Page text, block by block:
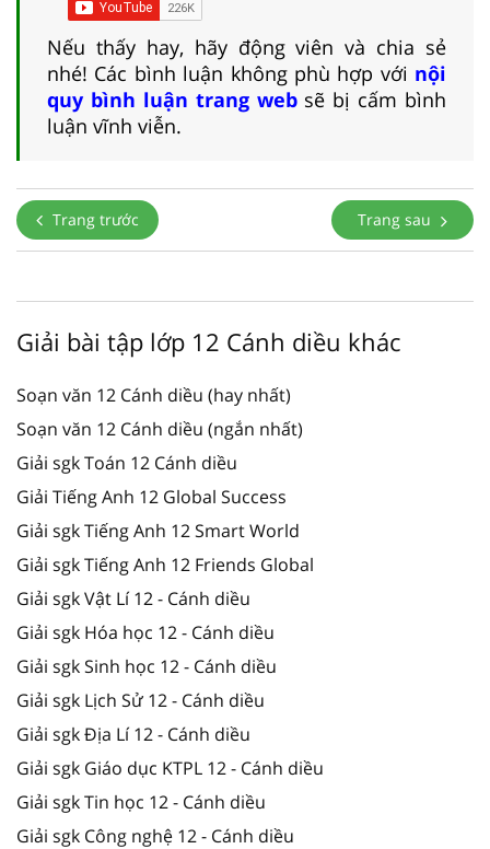
Nếu thấy hay, hãy động viên và chia sẻ
nhé! Các bình luận không phù hợp với nội
quy bình luận trang websẽ bị cấm bình
luận vĩnh viễn.
Trang trước Trang sau
Giải bài tập lớp 12 Cánh diều khác
Soạn văn 12 Cánh diều (hay nhất)
Soạn văn 12 Cánh diều (ngắn nhất)
Giải sgk Toán 12 Cánh diều
Giải Tiếng Anh 12 Global Success
Giải sgk Tiếng Anh 12 Smart World
Giải sgk Tiếng Anh 12 Friends Global
Giải sgk Vật Lí 12 - Cánh diều
Giải sgk Hóa học 12 - Cánh diều
Giải sgk Sinh học 12 - Cánh diều
Giải sgk Lịch Sử 12 - Cánh diều
Giải sgk Địa Lí 12 - Cánh diều
Giải sgk Giáo dục KTPL 12 - Cánh diều
Giải sgk Tin học 12 - Cánh diều
Giải sgk Công nghệ 12 - Cánh diều